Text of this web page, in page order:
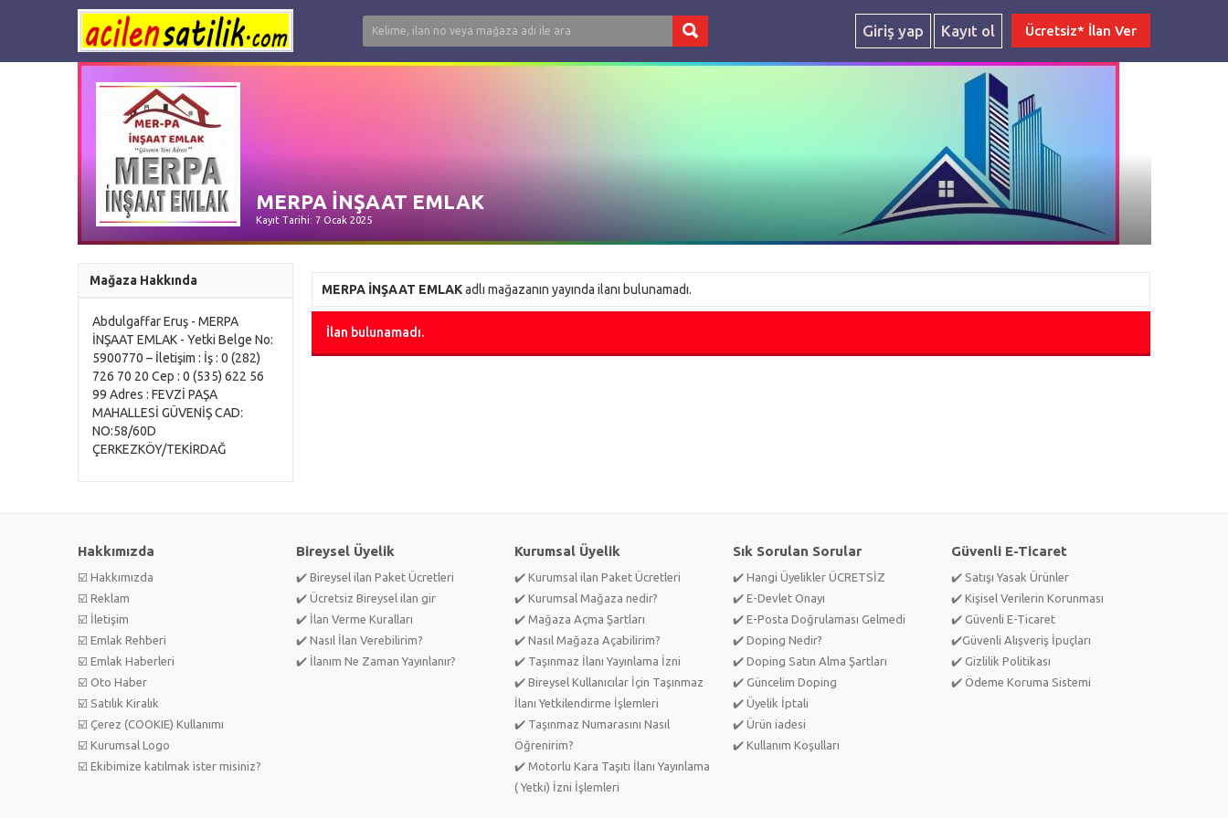
Giriş yap Kayıt ol Ücretsiz* İlan Ver
MERPA İNŞAAT EMLAK
Kayıt Tarihi: 7 Ocak 2025
Mağaza Hakkında
Abdulgaffar Eruş - MERPA
İNŞAAT EMLAK - Yetki Belge No:
5900770 – İletişim : İş : 0 (282)
726 70 20 Cep : 0 (535) 622 56
99 Adres : FEVZİ PAŞA
MAHALLESİ GÜVENİŞ CAD:
NO:58/60D
ÇERKEZKÖY/TEKİRDAĞ
MERPA İNŞAAT EMLAKadlı mağazanın yayında ilanı bulunamadı.
İlan bulunamadı.
Hakkımızda
☑️ Hakkımızda
☑️ Reklam
☑️ İletişim
☑️ Emlak Rehberi
☑️ Emlak Haberleri
☑️ Oto Haber
☑️ Satılık Kiralık
☑️ Çerez (COOKIE) Kullanımı
☑️ Kurumsal Logo
☑️ Ekibimize katılmak ister misiniz?
Bireysel Üyelik
✔️ Bireysel ilan Paket Ücretleri
✔️ Ücretsiz Bireysel ilan gir
✔️ İlan Verme Kuralları
✔️ Nasıl İlan Verebilirim?
✔️ İlanım Ne Zaman Yayınlanır?
Kurumsal Üyelik
✔️ Kurumsal ilan Paket Ücretleri
✔️ Kurumsal Mağaza nedir?
✔️ Mağaza Açma Şartları
✔️ Nasıl Mağaza Açabilirim?
✔️ Taşınmaz İlanı Yayınlama İzni
✔️ Bireysel Kullanıcılar İçin Taşınmaz
İlanı Yetkilendirme İşlemleri
✔️ Taşınmaz Numarasını Nasıl
Öğrenirim?
✔️ Motorlu Kara Taşıtı İlanı Yayınlama
( Yetki) İzni İşlemleri
Sık Sorulan Sorular
✔️ Hangi Üyelikler ÜCRETSİZ
✔️ E-Devlet Onayı
✔️ E-Posta Doğrulaması Gelmedi
✔️ Doping Nedir?
✔️ Doping Satın Alma Şartları
✔️ Güncelim Doping
✔️ Üyelik İptali
✔️ Ürün iadesi
✔️ Kullanım Koşulları
Güvenli E-Ticaret
✔️ Satışı Yasak Ürünler
✔️ Kişisel Verilerin Korunması
✔️ Güvenli E-Ticaret
✔️Güvenli Alışveriş İpuçları
✔️ Gizlilik Politikası
✔️ Ödeme Koruma Sistemi